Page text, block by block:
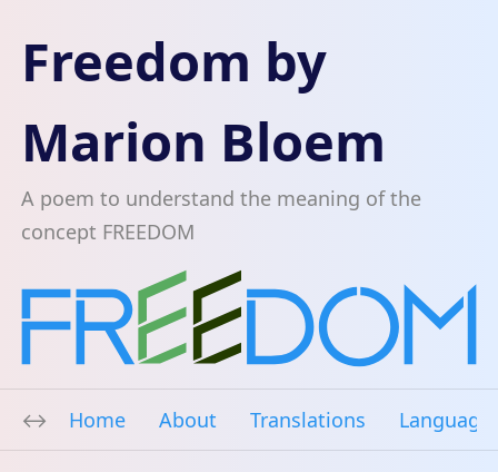
Freedom by
Marion Bloem
A poem to understand the meaning of the
concept FREEDOM
Home About Translations